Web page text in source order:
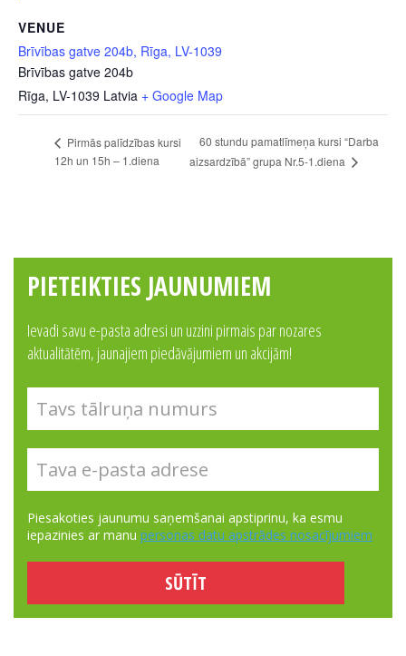
VENUE
Brīvības gatve 204b, Rīga, LV-1039
Brīvības gatve 204b
Rīga, LV-1039 Latvia + Google Map
Pirmās palīdzības kursi
12h un 15h – 1.diena
60 stundu pamatlīmeņa kursi “Darba
aizsardzībā” grupa Nr.5-1.diena
PIETEIKTIES JAUNUMIEM
Ievadi savu e-pasta adresi un uzzini pirmais par nozares
aktualitātēm, jaunajiem piedāvājumiem un akcijām!
Piesakoties jaunumu saņemšanai apstiprinu, ka esmu
iepazinies ar manu personas datu apstrādes nosacījumiem